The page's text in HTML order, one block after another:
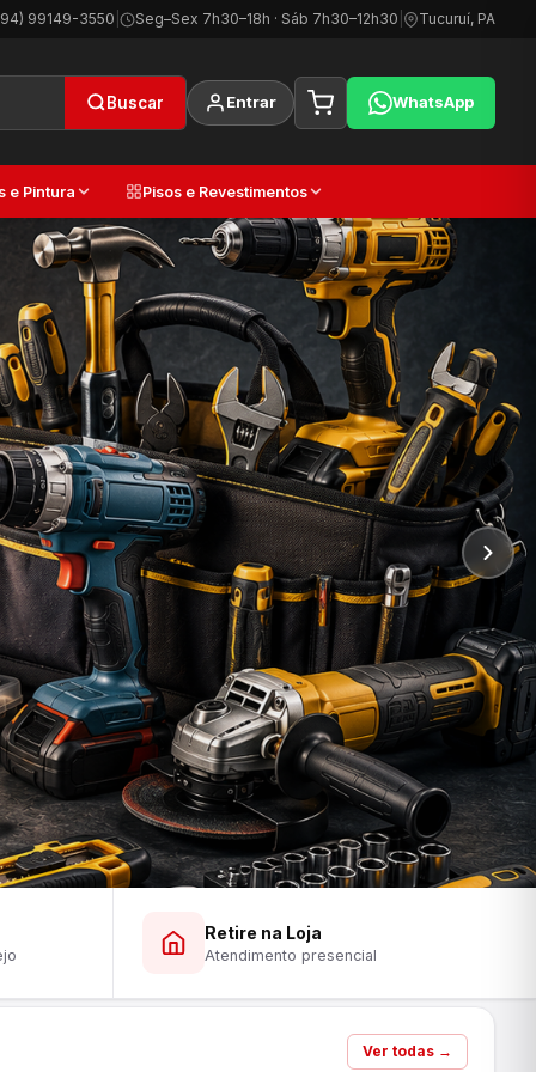
99149-3550 | Seg–Sex 7h30–18h · Sáb 7h30–12h30 Tucuruí, PA
Buscar Entrar WhatsApp
e Pintura Pisos e Revestimentos
Retire na Loja
Atendimento presencial
Ver todas →